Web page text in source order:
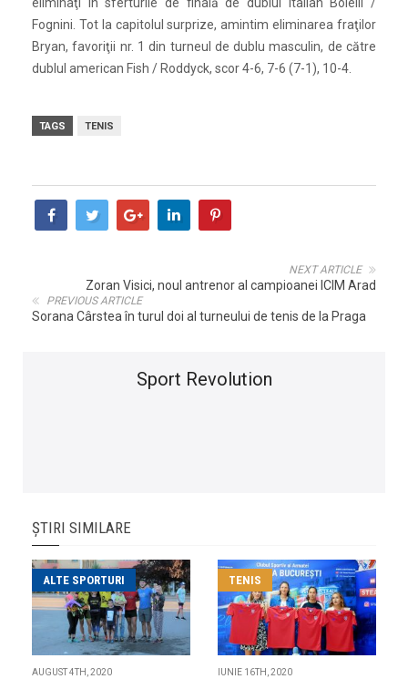
Fognini. Tot la capitolul surprize, amintim eliminarea fraţilor
Bryan, favoriţii nr. 1 din turneul de dublu masculin, de către
dublul american Fish / Roddyck, scor 4-6, 7-6 (7-1), 10-4.
TAGS TENIS
NEXT ARTICLE
Zoran Visici, noul antrenor al campioanei ICIM Arad
PREVIOUS ARTICLE
Sorana Cârstea în turul doi al turneului de tenis de la Praga
Sport Revolution
ȘTIRI SIMILARE
ALTE SPORTURI
AUGUST 4TH, 2020
TENIS
IUNIE 16TH, 2020